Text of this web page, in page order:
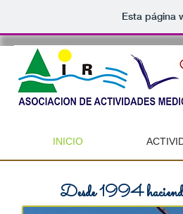
Esta página
INICIO
Desde 1994 haciendo